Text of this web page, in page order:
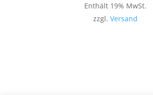
Enthält 19% MwSt.
zzgl. Versand